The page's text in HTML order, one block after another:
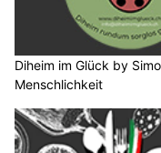
Diheim im Glück by
Menschlichkeit